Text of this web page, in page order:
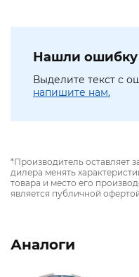
Нашли ошибку
Выделите текст с
напишите нам.
*Производитель оставляет
дилера менять
товара и место его
является публичной
Аналоги